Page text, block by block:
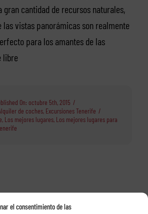
el consentimiento de las
gran cantidad de recursos naturales,
las vistas panorámicas son realmente
para los amantes de las
libre
On: octubre 5th, 2015 /
de coches, Excursiones Tenerife /
, Los mejores lugares, Los mejores lugares para
su coche con